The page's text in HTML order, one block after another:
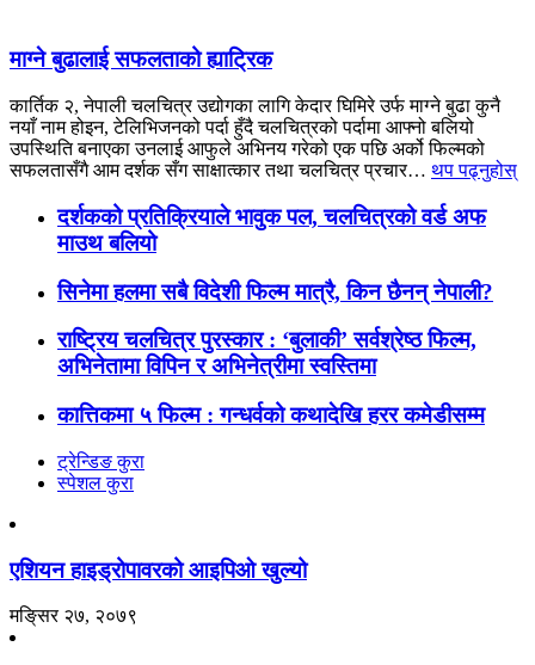
माग्ने बुढालाई सफलताको ह्याट्रिक
कार्तिक २, नेपाली चलचित्र उद्योगका लागि केदार घिमिरे उर्फ माग्ने बुढा कुनै
नयाँ नाम होइन, टेलिभिजनको पर्दा हुँदै चलचित्रको पर्दामा आफ्नो बलियो
उपस्थिति बनाएका उनलाई आफुले अभिनय गरेको एक पछि अर्को फिल्मको
सफलतासँगै आम दर्शक सँग साक्षात्कार तथा चलचित्र प्रचार… थप पढ्नुहोस्
दर्शकको प्रतिक्रियाले भावुक पल, चलचित्रको वर्ड अफ
माउथ बलियो
सिनेमा हलमा सबै विदेशी फिल्म मात्रै, किन छैनन् नेपाली?
राष्ट्रिय चलचित्र पुरस्कार : ‘बुलाकी’ सर्वश्रेष्ठ फिल्म,
अभिनेतामा विपिन र अभिनेत्रीमा स्वस्तिमा
कात्तिकमा ५ फिल्म : गन्धर्वको कथादेखि हरर कमेडीसम्म
ट्रेन्डिङ कुरा
स्पेशल कुरा
एशियन हाइड्रोपावरको आइपिओ खुल्यो
मङि्सर २७, २०७९